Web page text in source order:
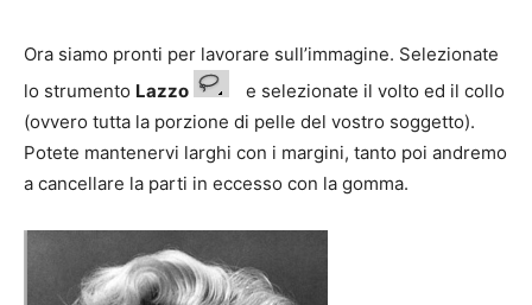
Ora siamo pronti per lavorare sull’immagine. Selezionate
lo strumento Lazzo
e selezionate il volto ed il collo
(ovvero tutta la porzione di pelle del vostro soggetto).
Potete mantenervi larghi con i margini, tanto poi andremo
a cancellare la parti in eccesso con la gomma.